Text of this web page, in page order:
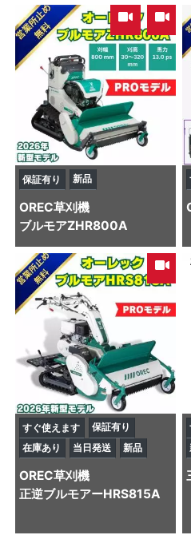
,
保証有り 新品
OREC草刈機
ブルモアZHR800A
すぐ使えます
保証有り
在庫あり
当日発送 新品
OREC草刈機
正逆ブルモアーHRS815A